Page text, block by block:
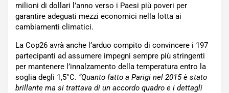
milioni di dollari l’anno verso i Paesi più poveri per
garantire adeguati mezzi economici nella lotta ai
cambiamenti climatici.
La Cop26 avrà anche l’arduo compito di convincere i 197
partecipanti ad assumere impegni sempre più stringenti
per mantenere l’innalzamento della temperatura entro la
soglia degli 1,5°C. “Quanto fatto a Parigi nel 2015 è stato
brillante ma si trattava di un accordo quadro e i dettagli